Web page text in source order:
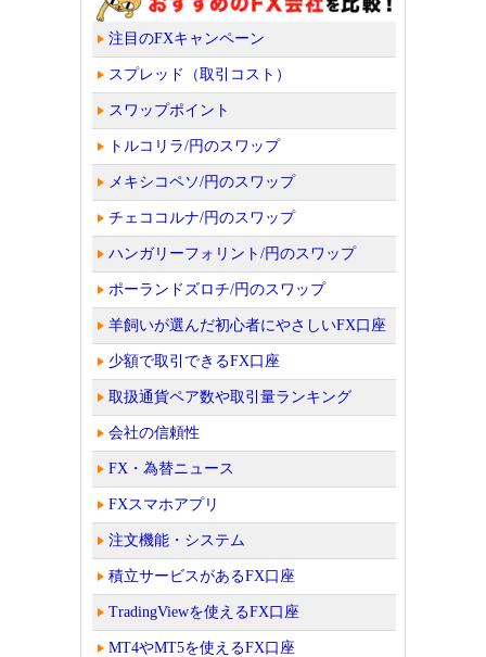
注目のFXキャンペーン
スプレッド（取引コスト）
スワップポイント
トルコリラ/円のスワップ
メキシコペソ/円のスワップ
チェココルナ/円のスワップ
ハンガリーフォリント/円のスワップ
ポーランドズロチ/円のスワップ
羊飼いが選んだ初心者にやさしいFX口座
少額で取引できるFX口座
取扱通貨ペア数や取引量ランキング
会社の信頼性
FX・為替ニュース
FXスマホアプリ
注文機能・システム
積立サービスがあるFX口座
TradingViewを使えるFX口座
MT4やMT5を使えるFX口座